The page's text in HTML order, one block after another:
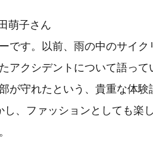
萌子さん
です。以前、雨の中のサイ
アクシデントについて語って
が守れたという、貴重な体験
、ファッションとしても楽